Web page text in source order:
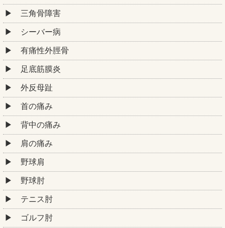
三角骨障害
シーバー病
有痛性外脛骨
足底筋膜炎
外反母趾
首の痛み
背中の痛み
肩の痛み
野球肩
野球肘
テニス肘
ゴルフ肘